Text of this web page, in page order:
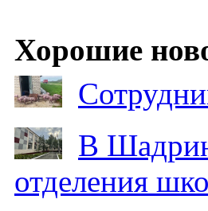
Хорошие
В
отделения